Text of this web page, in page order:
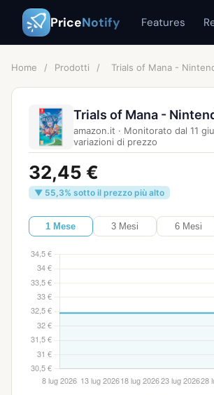
PriceNotify Features
Home / Prodotti / Trials of Mana -
Trials of Mana -
amazon.it · Monitorato dal 11
variazioni di prezzo
32,45 €
▼ 55,3% sotto il prezzo più alto
1 Mese 3 Mesi 6 Mesi